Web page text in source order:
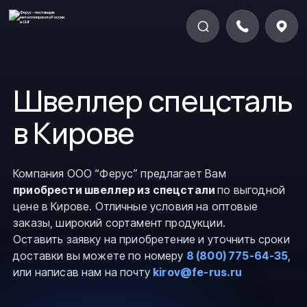
Швеллер спецсталь
в Кирове
Компания ООО “Ферус” предлагает Вам
приобрести швеллер из спецсталипо выгодной
цене в Кирове. Отличные условия на оптовые
заказы, широкий сортамент продукции.
Оставить заявку на приобретение и уточнить сроки
доставки вы можете по номеру 8 (800) 775-64-35,
или написав нам на почту kirov@fe-rus.ru